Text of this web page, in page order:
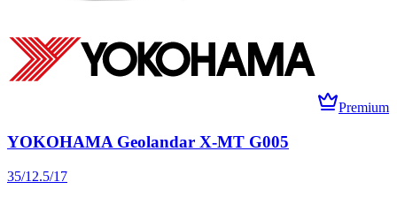
Premium
YOKOHAMA Geolandar X-MT G005
35/12.5/17